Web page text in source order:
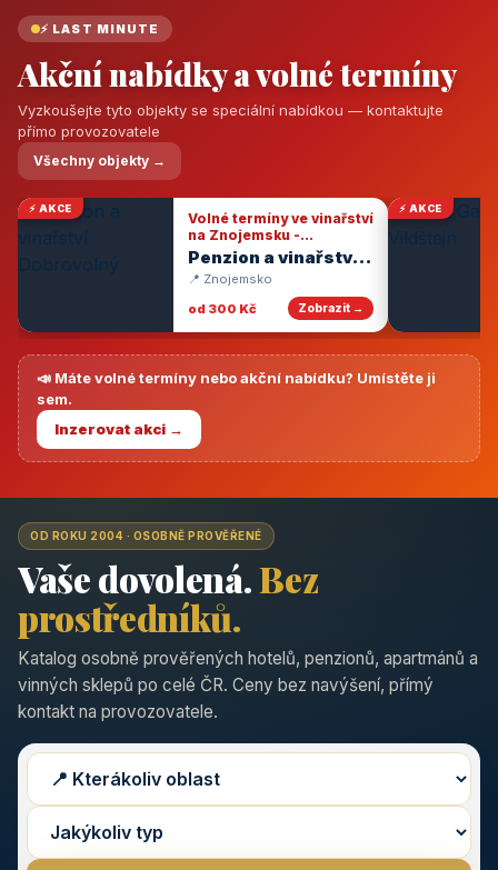
⚡ LAST MINUTE
Akční nabídky a volné termíny
Vyzkoušejte tyto objekty se speciální nabídkou — kontaktujte
přímo provozovatele
Všechny objekty →
⚡ AKCE
Volné termíny ve vinařství
na Znojemsku -
degustace vín
Penzion a vinařství
Dobrovolný
📍 Znojemsko
od 300 Kč
Zobrazit →
⚡ AKCE
📣 Máte volné termíny nebo akční nabídku? Umístěte ji
sem.
Inzerovat akci →
OD ROKU 2004 · OSOBNĚ PROVĚŘENÉ
Vaše dovolená.Bez
prostředníků.
Katalog osobně prověřených hotelů, penzionů, apartmánů a
vinných sklepů po celé ČR. Ceny bez navýšení, přímý
kontakt na provozovatele.